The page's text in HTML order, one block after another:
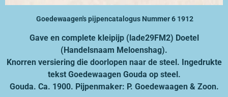
Goedewaagen's pijpencatalogus Nummer 6 1912
Gave en complete kleipijp (lade29FM2) Doetel
(Handelsnaam Meloenshag).
Knorren versiering die doorlopen naar de steel. Ingedrukte
tekst Goedewaagen Gouda op steel.
Gouda. Ca. 1900. Pijpenmaker: P. Goedewaagen & Zoon.